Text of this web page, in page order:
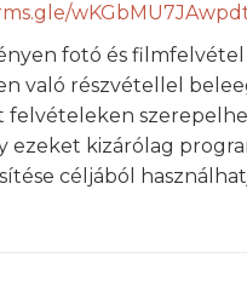
fotó és
való részvétellel
ezeket kizárólag
céljából